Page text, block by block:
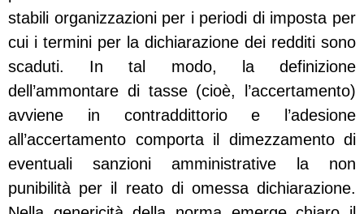
stabili organizzazioni per i periodi di imposta per
cui i termini per la dichiarazione dei redditi sono
scaduti. In tal modo, la definizione
dell’ammontare di tasse (cioè, l’accertamento)
avviene in contraddittorio e l’adesione
all’accertamento comporta il dimezzamento di
eventuali sanzioni amministrative la non
punibilità per il reato di omessa dichiarazione.